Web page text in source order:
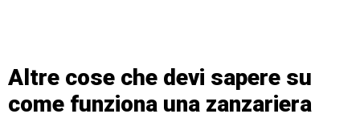
Altre cose che devi sapere su
come funziona una zanzariera